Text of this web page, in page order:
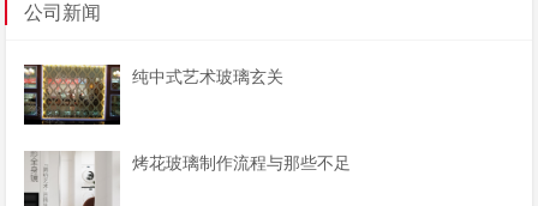
公司新闻
纯中式艺术玻璃玄关
烤花玻璃制作流程与那些不足